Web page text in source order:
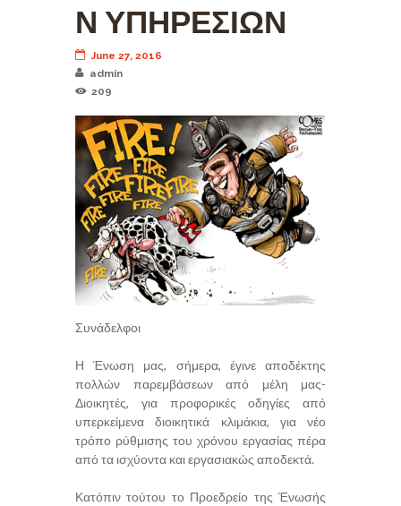
Ν ΥΠΗΡΕΣΙΩΝ
June 27, 2016
admin
209
Συνάδελφοι
Η Ένωση μας, σήμερα, έγινε αποδέκτης
πολλών παρεμβάσεων από μέλη μας-
Διοικητές, για προφορικές οδηγίες από
υπερκείμενα διοικητικά κλιμάκια, για νέο
τρόπο ρύθμισης του χρόνου εργασίας πέρα
από τα ισχύοντα και εργασιακώς αποδεκτά.
Κατόπιν τούτου το Προεδρείο της Ένωσής